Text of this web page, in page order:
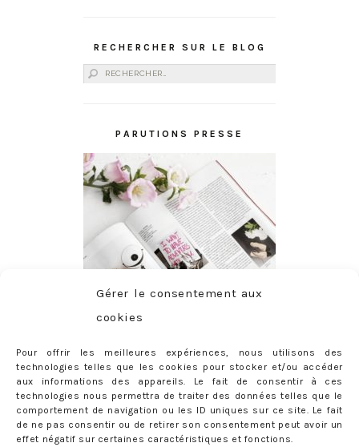
Gérer le consentement aux
cookies
Pour offrir les meilleures expériences, nous utilisons des
technologies telles que les cookies pour stocker et/ou accéder
aux informations des appareils. Le fait de consentir à ces
technologies nous permettra de traiter des données telles que le
comportement de navigation ou les ID uniques sur ce site. Le fait
de ne pas consentir ou de retirer son consentement peut avoir un
effet négatif sur certaines caractéristiques et fonctions.
RECHERCHER SUR LE BLOG
Rechercher :
PARUTIONS PRESSE
ABONNEMENT